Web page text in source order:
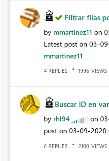
Filtrar filas
by mmartinez11 on
Latest post on ‎03-
mmartinez11
4 REPLIES 1996 VIEWS
Buscar ID en
by rhl94 on
post on ‎03-09-2020
6 REPLIES 2100 VIEWS